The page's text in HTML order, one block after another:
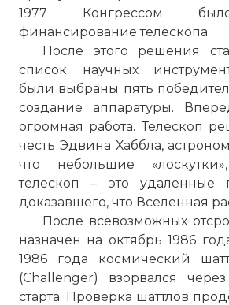
1977 Конгрессом
финансирование телескопа.
После этого решения
список научных
были выбраны пять
создание аппаратуры.
огромная работа. Телескоп
честь Эдвина Хаббла,
что небольшие
телескоп – это удаленные
доказавшего, что Вселенная
После всевозможных
назначен на октябрь 1986
1986 года космический
(Challenger) взорвался
старта. Проверка шаттлов